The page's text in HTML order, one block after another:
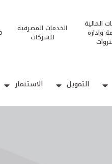
المالية
وإدارة
الخدمات المصرفية
للشركات
التمويل الاستثمار